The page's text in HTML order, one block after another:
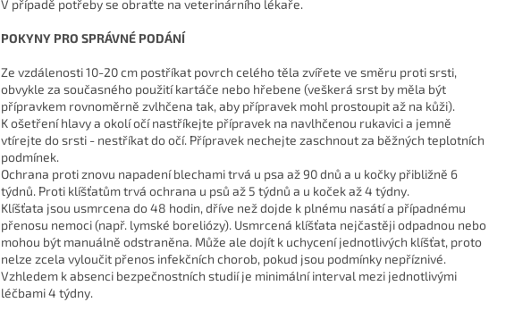
V případě potřeby se obraťte na veterinárního lékaře.
POKYNY PRO SPRÁVNÉ PODÁNÍ
Ze vzdálenosti 10-20 cm postříkat povrch celého těla zvířete ve směru proti srsti,
obvykle za současného použití kartáče nebo hřebene (veškerá srst by měla být
přípravkem rovnoměrně zvlhčena tak, aby přípravek mohl prostoupit až na kůži).
K ošetření hlavy a okolí očí nastříkejte přípravek na navlhčenou rukavici a jemně
vtírejte do srsti - nestříkat do očí. Přípravek nechejte zaschnout za běžných teplotních
podmínek.
Ochrana proti znovu napadení blechami trvá u psa až 90 dnů a u kočky přibližně 6
týdnů. Proti klíšťatům trvá ochrana u psů až 5 týdnů a u koček až 4 týdny.
Klíšťata jsou usmrcena do 48 hodin, dříve než dojde k plnému nasátí a případnému
přenosu nemoci (např. lymské boreliózy). Usmrcená klíšťata nejčastěji odpadnou nebo
mohou být manuálně odstraněna. Může ale dojít k uchycení jednotlivých klíšťat, proto
nelze zcela vyloučit přenos infekčních chorob, pokud jsou podmínky nepříznivé.
Vzhledem k absenci bezpečnostních studií je minimální interval mezi jednotlivými
léčbami 4 týdny.